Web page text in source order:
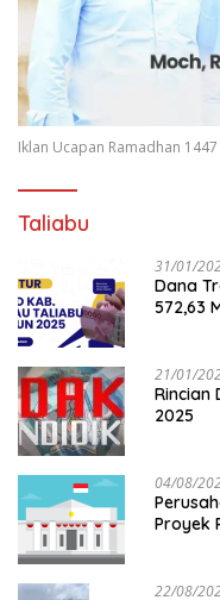
Iklan Ucapan Ramadhan 1447
Taliabu
31/01/
Dana
572,63
21/01/
Rincian
2025
04/08/
Proyek
22/08/